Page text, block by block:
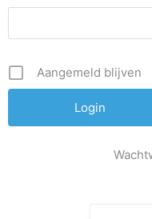
Aangemeld blijven